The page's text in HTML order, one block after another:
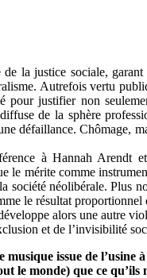
de la justice sociale,
Autrefois vertu
pour justifier non
de la sphère
défaillance. Chômage,
à Hannah Arendt
le mérite comme
société néolibérale. Plus
le résultat proportionnel
alors une autre
et de l’invisibilité
issue de l’usine
le monde) que ce qu’ils